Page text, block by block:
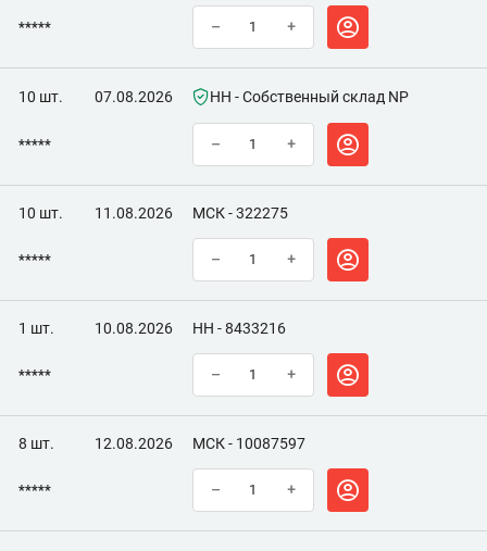
***** – +
10 шт. 07.08.2026 НН - Собственный склад NP
***** – +
10 шт. 11.08.2026 МСК - 322275
***** – +
1 шт. 10.08.2026 НН - 8433216
***** – +
8 шт. 12.08.2026 МСК - 10087597
***** – +